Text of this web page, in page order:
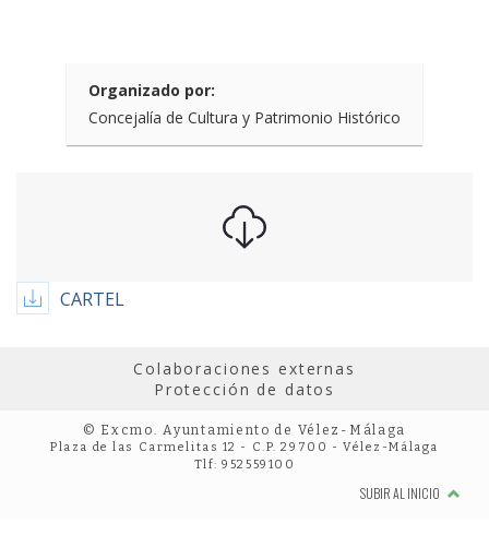
Organizado por:
Concejalía de Cultura y Patrimonio Histórico
CARTEL
Colaboraciones externas
Protección de datos
© Excmo. Ayuntamiento de Vélez-Málaga
Plaza de las Carmelitas 12 - C.P. 29700 - Vélez-Málaga
Tlf: 952559100
SUBIR AL INICIO